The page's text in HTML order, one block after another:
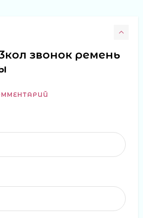
звонок ремень